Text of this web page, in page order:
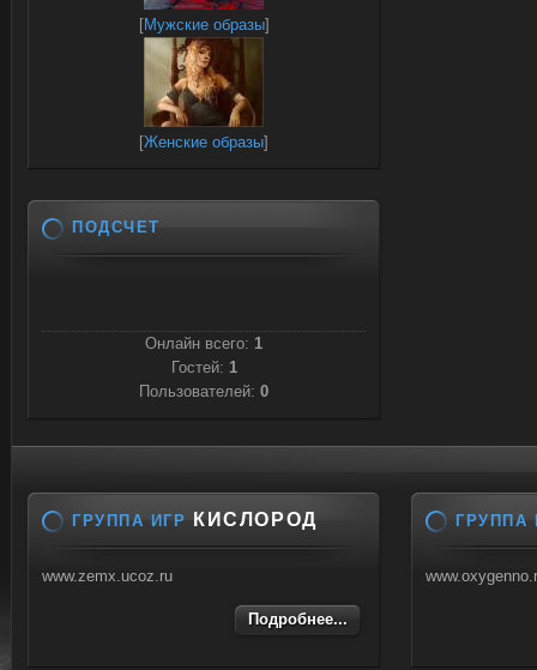
[Мужские образы]
[Женские образы]
ПОДСЧЕТ
Онлайн всего: 1
Гостей: 1
Пользователей: 0
ГРУППА ИГР КИСЛОРОД
www.zemx.ucoz.ru
Подробнее...
ГРУППА